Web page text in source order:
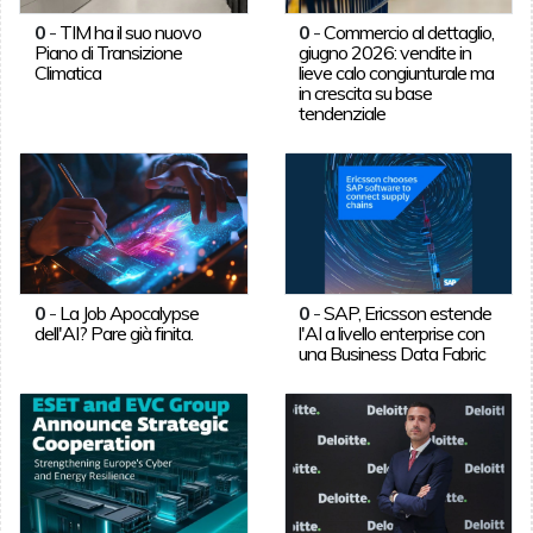
0- TIM ha il suo nuovo
Piano di Transizione
Climatica
0 -Commercio al dettaglio,
giugno 2026: vendite in
lieve calo congiunturale ma
in crescita su base
tendenziale
0- La Job Apocalypse
dell'AI? Pare già finita.
0 -SAP, Ericsson estende
l'AI a livello enterprise con
una Business Data Fabric